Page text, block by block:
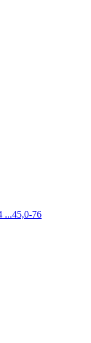
...45,0-76